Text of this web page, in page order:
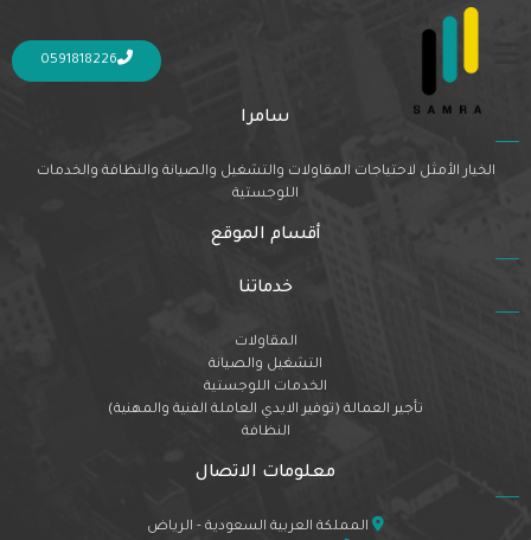
0591818226
Nothing Found
It seems we can’t find what you’re looking for. Perhaps searching can help.
سامرا
الخيار الأمثل لاحتياجات المقاولات والتشغيل والصيانة والنظافة والخدمات
اللوجستية
أقسام الموقع
خدماتنا
المقاولات
التشغيل والصيانة
الخدمات اللوجستية
تأجير العمالة (توفير الايدي العاملة الفنية والمهنية)
النظافة
معلومات الاتصال
المملكة العربية السعودية - الرياض